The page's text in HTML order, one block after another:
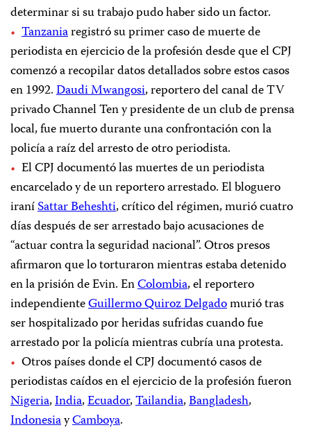
determinar si su trabajo pudo haber sido un factor.
Tanzaniaregistró su primer caso de muerte de
periodista en ejercicio de la profesión desde que el CPJ
comenzó a recopilar datos detallados sobre estos casos
en 1992.Daudi Mwangosi,reportero del canal de TV
privado Channel Ten y presidente de un club de prensa
local, fue muerto durante una confrontación con la
policía a raíz del arresto de otro periodista.
El CPJ documentó las muertes de un periodista
encarcelado y de un reportero arrestado. El bloguero
iraníSattar Beheshti, crítico del régimen, murió cuatro
días después de ser arrestado bajo acusaciones de
“actuar contra la seguridad nacional”. Otros presos
afirmaron que lo torturaron mientras estaba detenido
en la prisión de Evin. EnColombia, el reportero
independienteGuillermo Quiroz Delgadomurió tras
ser hospitalizado por heridas sufridas cuando fue
arrestado por la policía mientras cubría una protesta.
Otros países donde el CPJ documentó casos de
periodistas caídos en el ejercicio de la profesión fueron
Nigeria,India,Ecuador,Tailandia,Bangladesh,
IndonesiayCamboya.